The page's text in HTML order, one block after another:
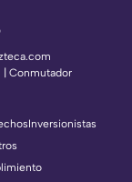
Conmutador
Inversionistas